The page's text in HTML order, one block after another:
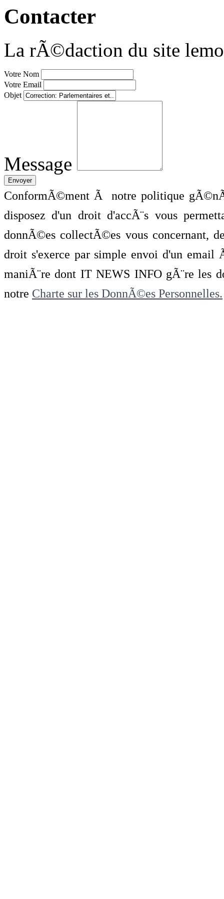
Contacter
La rÃ©daction du site
Votre Nom
Votre Email
Objet
Message
ConformÃ©ment Ã notre politique
disposez d'un droit d'accÃ¨s vous
donnÃ©es collectÃ©es vous concernant,
droit s'exerce par simple envoi d'un
maniÃ¨re dont IT NEWS INFO gÃ¨re les
notre Charte sur les DonnÃ©es Personnelles.